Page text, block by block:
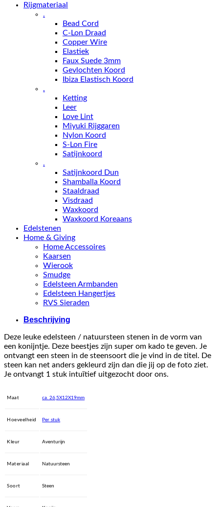
Rijgmateriaal
.
Bead Cord
C-Lon Draad
Copper Wire
Elastiek
Faux Suede 3mm
Gevlochten Koord
Ibiza Elastisch Koord
.
Ketting
Leer
Love Lint
Miyuki Rijggaren
Nylon Koord
S-Lon Fire
Satijnkoord
.
Satijnkoord Dun
Shamballa Koord
Staaldraad
Visdraad
Waxkoord
Waxkoord Koreaans
Edelstenen
Home & Giving
Home Accessoires
Kaarsen
Wierook
Smudge
Edelsteen Armbanden
Edelsteen Hangertjes
RVS Sieraden
Beschrijving
Deze leuke edelsteen / natuursteen stenen in de vorm van
een konijntje. Deze beestjes zijn super om kado te geven. Je
ontvangt een steen in de steensoort die je vind in de titel. De
steen kan net anders gekleurd zijn dan die jij op de foto ziet.
Je ontvangt 1 stuk intuïtief uitgezocht door ons.
Maat ca. 26,5X12X19mm
Hoeveelheid Per stuk
Kleur Aventurijn
Materiaal Natuursteen
Soort Steen